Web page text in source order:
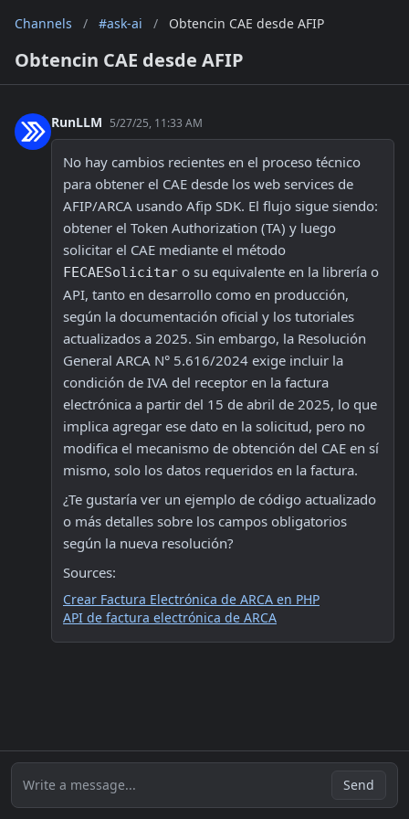
Channels / #ask-ai / Obtencin CAE desde AFIP
Obtencin CAE desde AFIP
RunLLM 5/27/25, 11:33 AM
No hay cambios recientes en el proceso técnico
para obtener el CAE desde los web services de
AFIP/ARCA usando Afip SDK. El flujo sigue siendo:
obtener el Token Authorization (TA) y luego
FECAESolicitar o su equivalente en la librería o
API, tanto en desarrollo como en producción,
según la documentación oficial y los tutoriales
actualizados a 2025. Sin embargo, la Resolución
General ARCA N° 5.616/2024 exige incluir la
condición de IVA del receptor en la factura
electrónica a partir del 15 de abril de 2025, lo que
implica agregar ese dato en la solicitud, pero no
modifica el mecanismo de obtención del CAE en sí
mismo, solo los datos requeridos en la factura.
¿Te gustaría ver un ejemplo de código actualizado
o más detalles sobre los campos obligatorios
según la nueva resolución?
Sources:
Crear Factura Electrónica de ARCA en PHP
API de factura electrónica de ARCA
Write a message... Send